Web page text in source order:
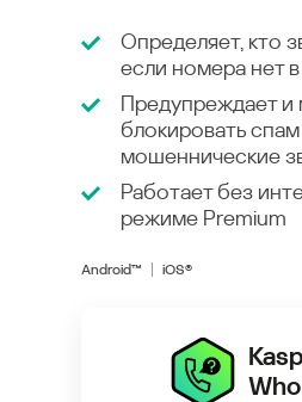
Определяет, кто
если номера нет в
Предупреждает и
блокировать
мошеннические
Работает без
режиме Premium
Android™ iOS®